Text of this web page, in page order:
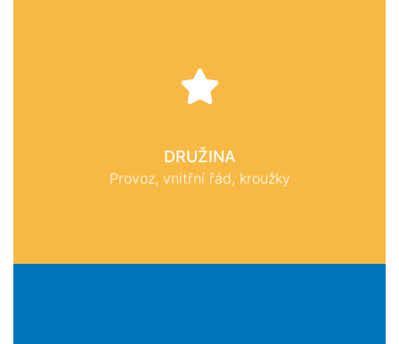
DRUŽINA
Provoz, vnitřní řád, kroužky